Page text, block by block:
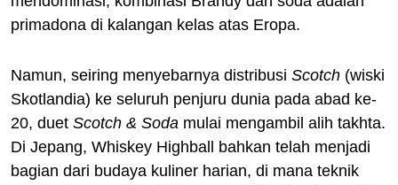
primadona di kalangan kelas atas Eropa.
Namun, seiring menyebarnya distribusi Scotch (wiski
Skotlandia) ke seluruh penjuru dunia pada abad ke-
20, duet Scotch & Soda mulai mengambil alih takhta.
Di Jepang, Whiskey Highball bahkan telah menjadi
bagian dari budaya kuliner harian, di mana teknik